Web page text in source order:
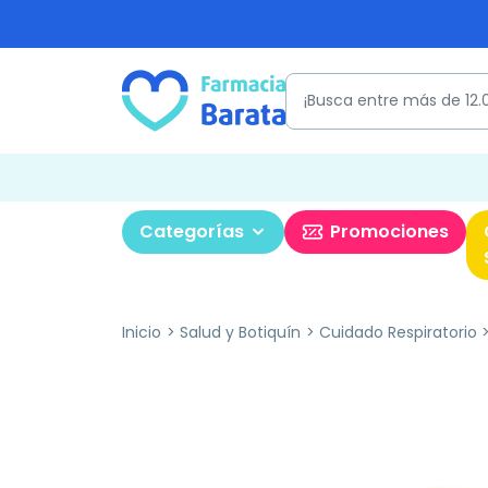
Categorías Promociones
Inicio Salud y Botiquín Cuidado Respiratorio